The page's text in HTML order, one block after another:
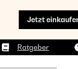
Jetzt
Ratgeber